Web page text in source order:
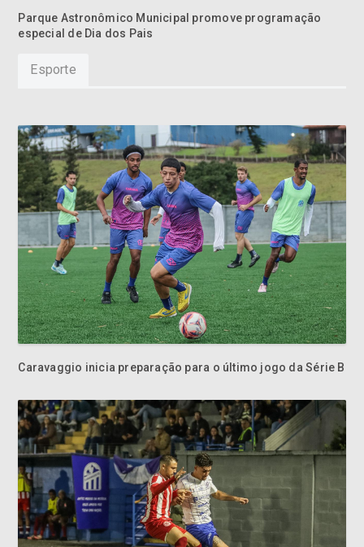
Parque Astronômico Municipal promove programação
especial de Dia dos Pais
Esporte
Caravaggio inicia preparação para o último jogo da Série B